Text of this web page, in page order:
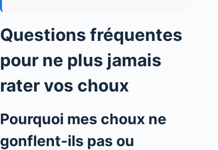
Questions fréquentes
pour ne plus jamais
rater vos choux
Pourquoi mes choux ne
gonflent-ils pas ou